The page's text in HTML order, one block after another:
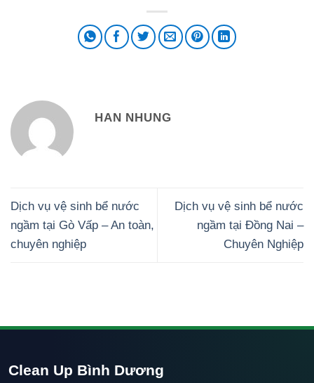
HAN NHUNG
Dịch vụ vệ sinh bể nước
ngầm tại Gò Vấp – An toàn,
chuyên nghiệp
Dịch vụ vệ sinh bể nước
ngầm tại Đồng Nai –
Chuyên Nghiệp
Clean Up Bình Dương